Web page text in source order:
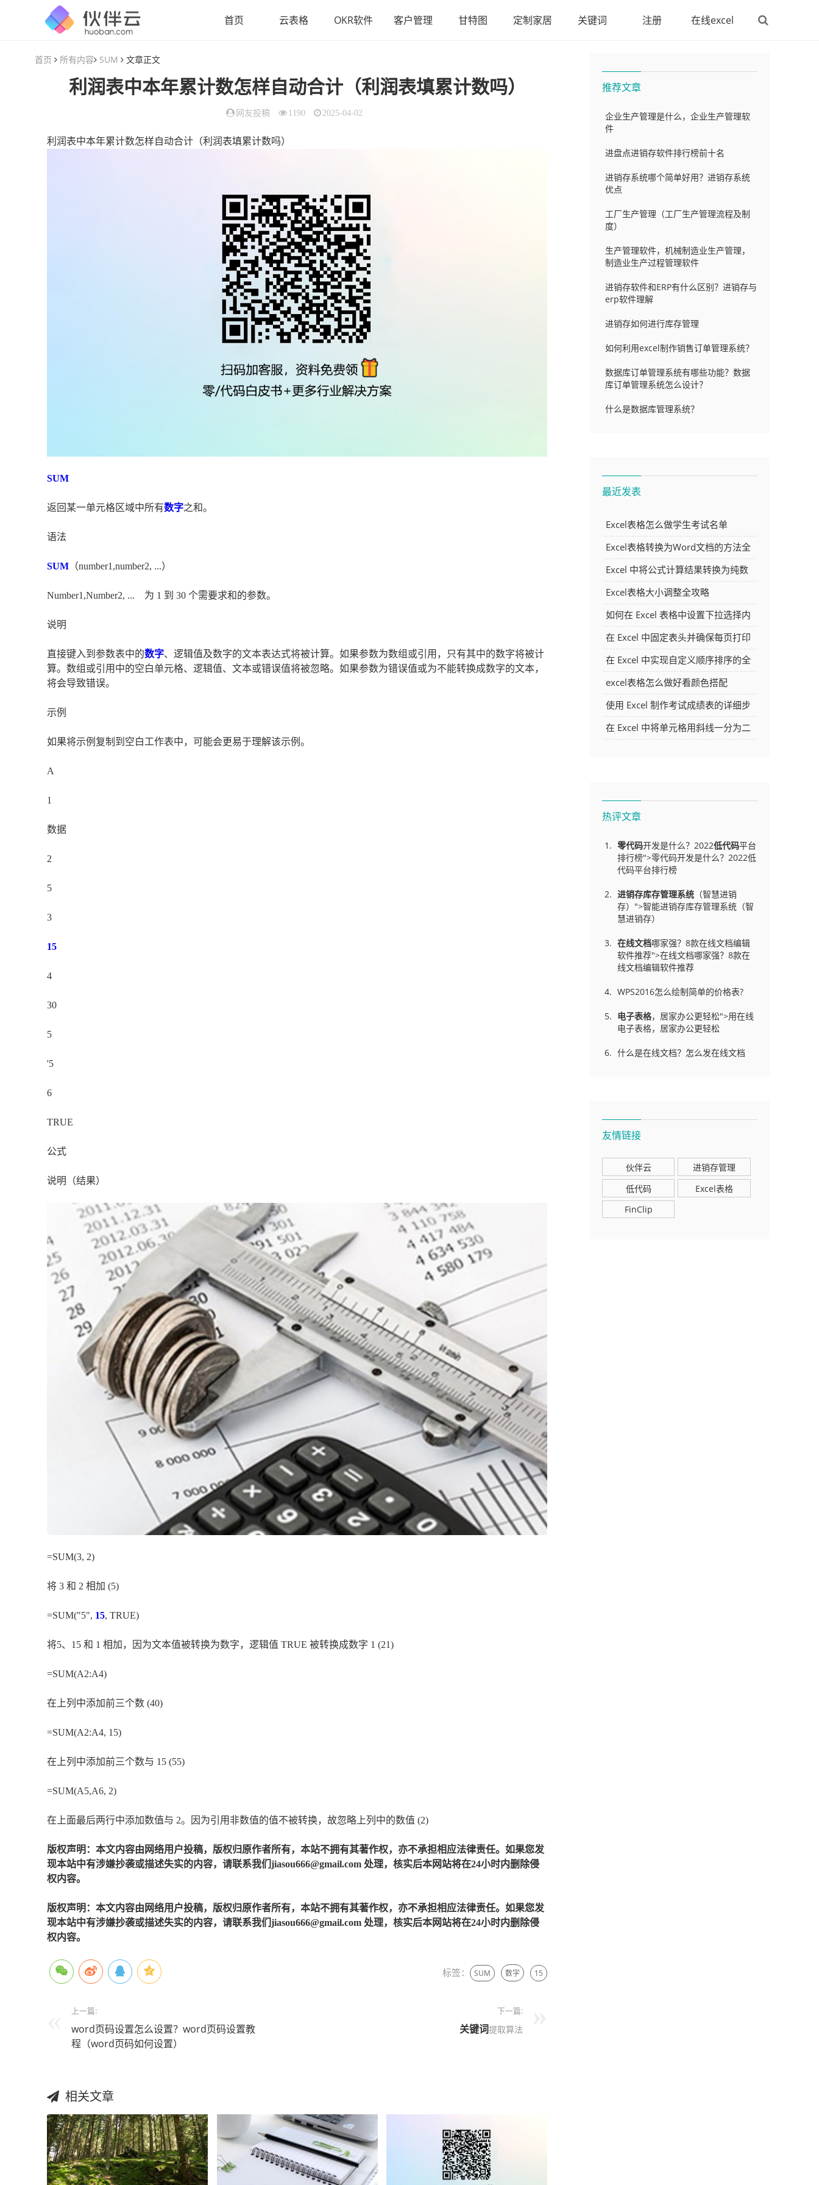
首页 云表格 OKR软件 客户管理 甘特图 定制家居 关键词 注册 在线excel
首页 所有内容 SUM 文章正文
利润表中本年累计数怎样自动合计（利润表填累计数吗）
网友投稿 1190 2025-04-02
利润表中本年累计数怎样自动合计（利润表填累计数吗）
SUM
返回某一单元格区域中所有数字之和。
语法
SUM （number1,number2, ...）
Number1,Number2, ... 为 1 到 30 个需要求和的参数。
说明
直接键入到参数表中的数字、逻辑值及数字的文本表达式将被计算。如果参数为数组或引用，只有其中的数字将被计
算。数组或引用中的空白单元格、逻辑值、文本或错误值将被忽略。如果参数为错误值或为不能转换成数字的文本，
将会导致错误。
示例
如果将示例复制到空白工作表中，可能会更易于理解该示例。
A
1
数据
2
5
3
15
4
30
5
'5
6
TRUE
公式
说明（结果）
=SUM(3, 2)
将 3 和 2 相加 (5)
=SUM("5", 15, TRUE)
将5、15 和 1 相加，因为文本值被转换为数字，逻辑值 TRUE 被转换成数字 1 (21)
=SUM(A2:A4)
在上列中添加前三个数 (40)
=SUM(A2:A4, 15)
在上列中添加前三个数与 15 (55)
=SUM(A5,A6, 2)
在上面最后两行中添加数值与 2。因为引用非数值的值不被转换，故忽略上列中的数值 (2)
版权声明：本文内容由网络用户投稿，版权归原作者所有，本站不拥有其著作权，亦不承担相应法律责任。如果您发
现本站中有涉嫌抄袭或描述失实的内容，请联系我们jiasou666@gmail.com 处理，核实后本网站将在24小时内删除侵
权内容。
版权声明：本文内容由网络用户投稿，版权归原作者所有，本站不拥有其著作权，亦不承担相应法律责任。如果您发
现本站中有涉嫌抄袭或描述失实的内容，请联系我们jiasou666@gmail.com 处理，核实后本网站将在24小时内删除侵
权内容。
标签： SUM 数字 15
上一篇:
word页码设置怎么设置？word页码设置教
程（word页码如何设置）
下一篇:
关键词提取算法
相关文章
推荐文章
企业生产管理是什么，企业生产管理软
件
进盘点进销存软件排行榜前十名
进销存系统哪个简单好用？进销存系统
优点
工厂生产管理（工厂生产管理流程及制
度）
生产管理软件，机械制造业生产管理，
制造业生产过程管理软件
进销存软件和ERP有什么区别？进销存与
erp软件理解
进销存如何进行库存管理
如何利用excel制作销售订单管理系统？
数据库订单管理系统有哪些功能？数据
库订单管理系统怎么设计？
什么是数据库管理系统？
最近发表
Excel表格怎么做学生考试名单
Excel表格转换为Word文档的方法全
解析
Excel 中将公式计算结果转换为纯数
字的多种方法
Excel表格大小调整全攻略
如何在 Excel 表格中设置下拉选择内
容
在 Excel 中固定表头并确保每页打印
时都显示表头的方法详解
在 Excel 中实现自定义顺序排序的全
面指南
excel表格怎么做好看颜色搭配
使用 Excel 制作考试成绩表的详细步
骤及技巧
在 Excel 中将单元格用斜线一分为二
热评文章
零代码开发是什么？2022低代码平台
排行榜">零代码开发是什么？2022低
代码平台排行榜
进销存库存管理系统 （智慧进销
存）">智能进销存库存管理系统（智
慧进销存）
在线文档哪家强？8款在线文档编辑
软件推荐">在线文档哪家强？8款在
线文档编辑软件推荐
WPS2016怎么绘制简单的价格表?
电子表格，居家办公更轻松">用在线
电子表格，居家办公更轻松
什么是在线文档？怎么发在线文档
友情链接
伙伴云
进销存管理
低代码
Excel表格
FinClip